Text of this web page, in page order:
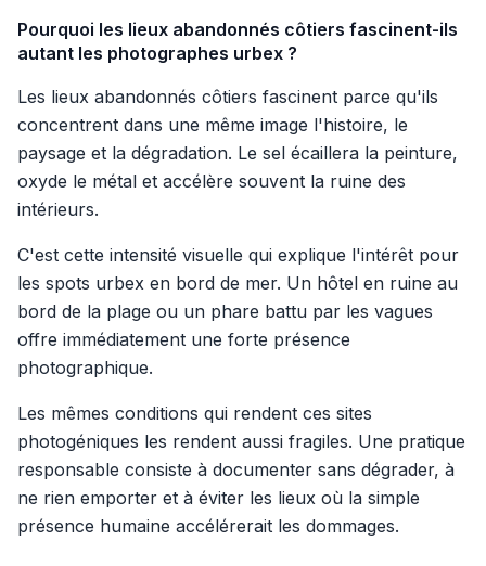
Pourquoi les lieux abandonnés côtiers fascinent-ils
autant les photographes urbex ?
Les lieux abandonnés côtiers fascinent parce qu'ils
concentrent dans une même image l'histoire, le
paysage et la dégradation. Le sel écaillera la peinture,
oxyde le métal et accélère souvent la ruine des
intérieurs.
C'est cette intensité visuelle qui explique l'intérêt pour
les spots urbex en bord de mer. Un hôtel en ruine au
bord de la plage ou un phare battu par les vagues
offre immédiatement une forte présence
photographique.
Les mêmes conditions qui rendent ces sites
photogéniques les rendent aussi fragiles. Une pratique
responsable consiste à documenter sans dégrader, à
ne rien emporter et à éviter les lieux où la simple
présence humaine accélérerait les dommages.